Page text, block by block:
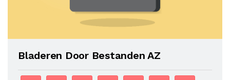
Bladeren Door Bestanden AZ